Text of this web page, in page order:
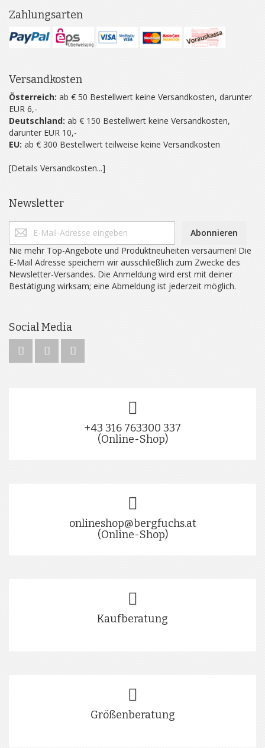
Zahlungsarten
Versandkosten
Österreich: ab € 50 Bestellwert keine Versandkosten, darunter
EUR 6,-
Deutschland: ab € 150 Bestellwert keine Versandkosten,
darunter EUR 10,-
EU: ab € 300 Bestellwert teilweise keine Versandkosten
[Details Versandkosten...]
Newsletter
Abonnieren
Nie mehr Top-Angebote und Produktneuheiten versäumen! Die
E-Mail Adresse speichern wir ausschließlich zum Zwecke des
Newsletter-Versandes. Die Anmeldung wird erst mit deiner
Bestätigung wirksam; eine Abmeldung ist jederzeit möglich.
Social Media
+43 316 763300 337
(Online-Shop)
onlineshop@bergfuchs.at
(Online-Shop)
Kaufberatung
Größenberatung